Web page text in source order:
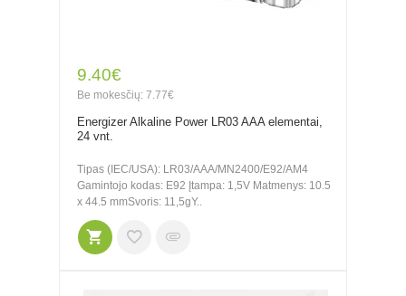
9.40€
Be mokesčių: 7.77€
Energizer Alkaline Power LR03 AAA elementai,
24 vnt.
Tipas (IEC/USA): LR03/AAA/MN2400/E92/AM4
Gamintojo kodas: E92 Įtampa: 1,5V Matmenys: 10.5
x 44.5 mmSvoris: 11,5gY..